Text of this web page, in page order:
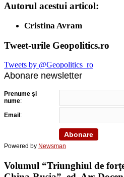
Autorul acestui articol:
Cristina Avram
Tweet-urile Geopolitics.ro
Tweets by @Geopolitics_ro
Abonare newsletter
Prenume şi
nume:
Email :
Powered by Newsman
Volumul “Triunghiul de